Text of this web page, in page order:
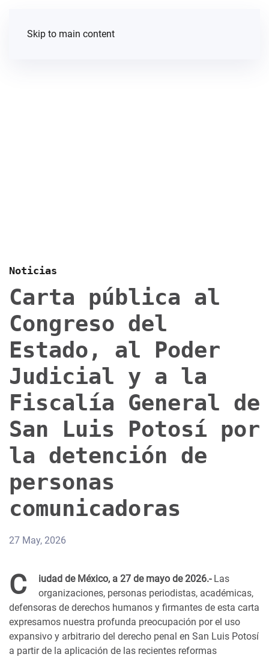
Skip to main content
Noticias
Carta pública al
Congreso del
Estado, al Poder
Judicial y a la
Fiscalía General de
San Luis Potosí por
la detención de
personas
comunicadoras
27 May, 2026
C iudad de México, a 27 de mayo de 2026.-Las
organizaciones, personas periodistas, académicas,
defensoras de derechos humanos y firmantes de esta carta
expresamos nuestra profunda preocupación por el uso
expansivo y arbitrario del derecho penal en San Luis Potosí
a partir de la aplicación de las recientes reformas